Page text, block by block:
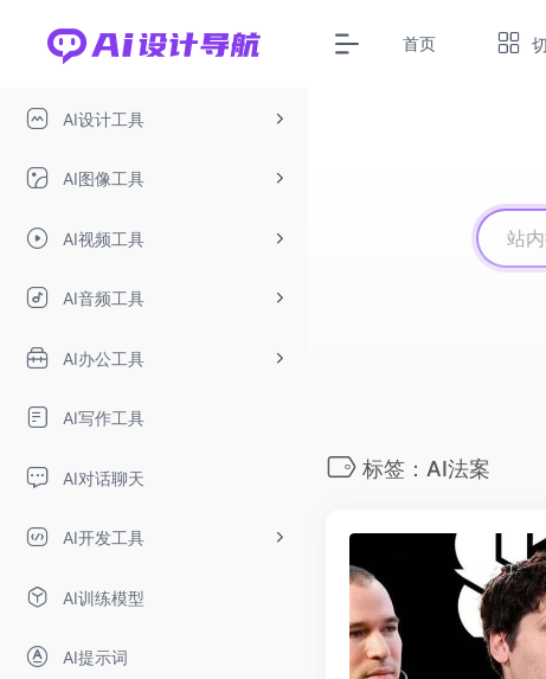
AI设计工具
AI图像工具
AI视频工具
AI音频工具
AI办公工具
AI写作工具
AI对话聊天
AI开发工具
AI训练模型
AI提示词
首页
标签：AI法案